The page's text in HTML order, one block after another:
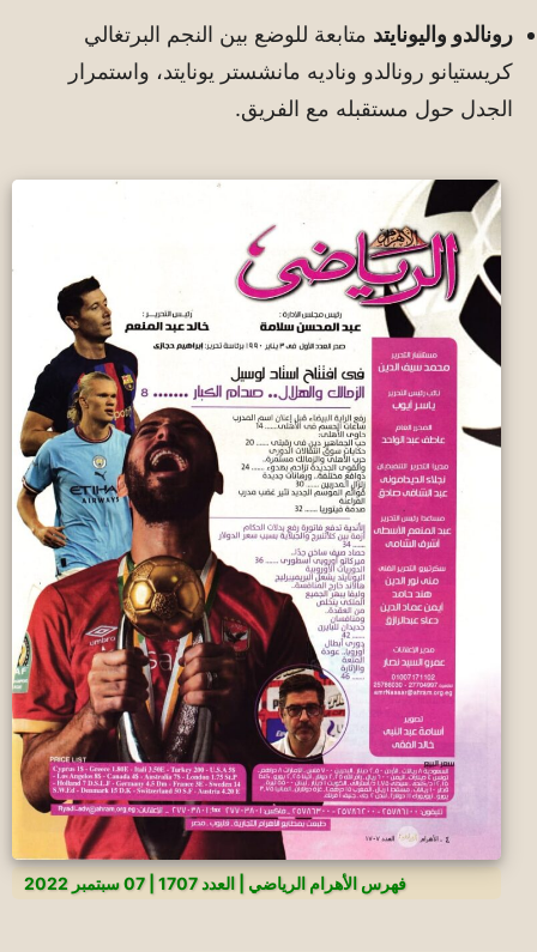
رونالدو واليونايتد متابعة للوضع بين النجم البرتغالي
كريستيانو رونالدو وناديه مانشستر يونايتد، واستمرار
الجدل حول مستقبله مع الفريق.
فهرس الأهرام الرياضي | العدد 1707 | 07 سبتمبر 2022